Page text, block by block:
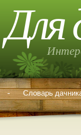
Для
Словарь